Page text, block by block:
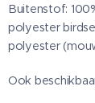
Buitenstof:
polyester
polyester
Ook